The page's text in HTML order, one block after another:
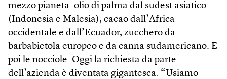
mezzo pianeta: olio di palma dal sudest asiatico
(Indonesia e Malesia), cacao dall’Africa
occidentale e dall’Ecuador, zucchero da
barbabietola europeo e da canna sudamericano. E
poi le nocciole. Oggi la richiesta da parte
dell’azienda è diventata gigantesca. “Usiamo